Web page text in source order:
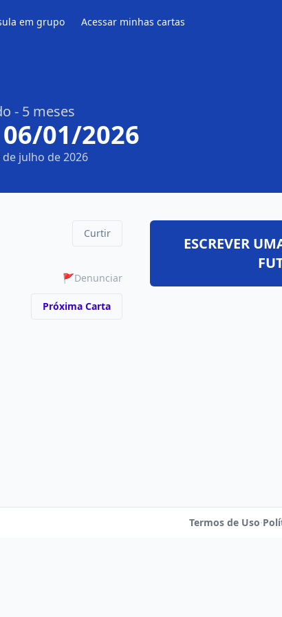
em grupo Acessar minhas cartas
- 5 meses
01/2026
de julho de 2026
Curtir
🚩Denunciar
Próxima Carta
ESCREVER
Termos de Uso·